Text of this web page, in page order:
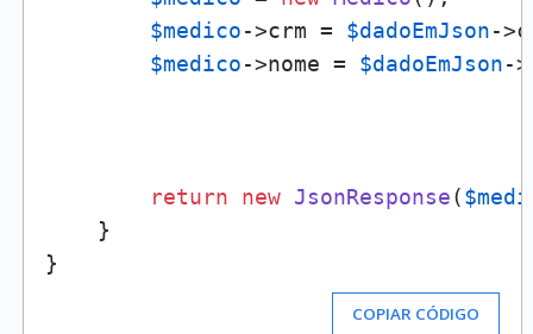
$medico->crm = $dadoEmJson-
$medico->nome = $dadoEmJson-
return new JsonResponse(
    }
COPIAR CÓDIGO